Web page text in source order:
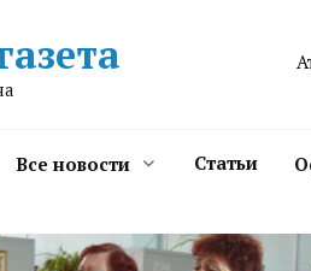
Все новости Статьи